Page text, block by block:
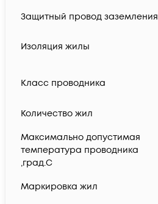
Защитный провод заземления
Изоляция жилы
Класс проводника
Количество жил
Максимально допустимая
температура проводника
,град.C
Маркировка жил